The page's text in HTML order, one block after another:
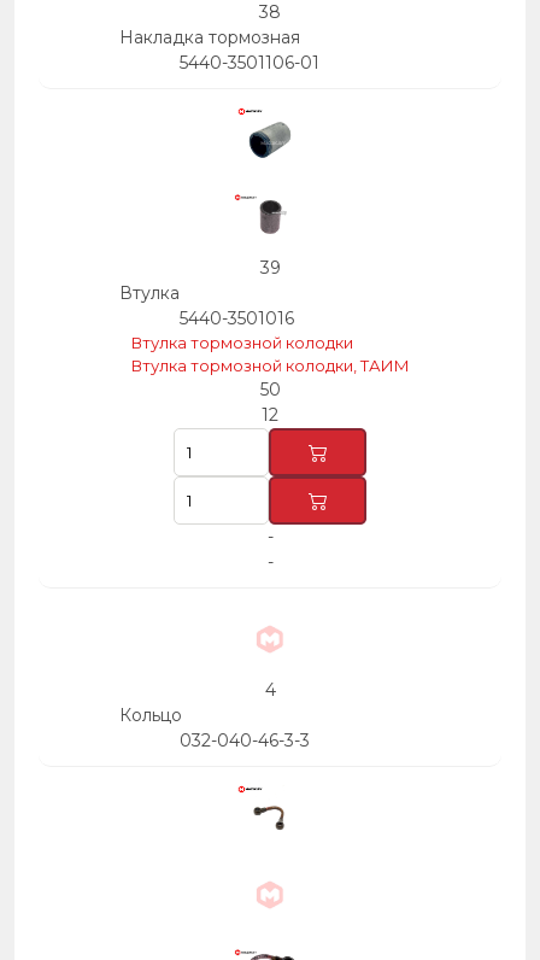
38
Накладка тормозная
5440-3501106-01
39
Втулка
5440-3501016
Втулка тормозной колодки
Втулка тормозной колодки, ТАИМ
50
12
-
-
4
Кольцо
032-040-46-3-3